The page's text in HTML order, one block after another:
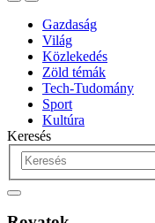
Gazdaság
Világ
Közlekedés
Zöld témák
Tech-Tudomány
Sport
Kultúra
Keresés